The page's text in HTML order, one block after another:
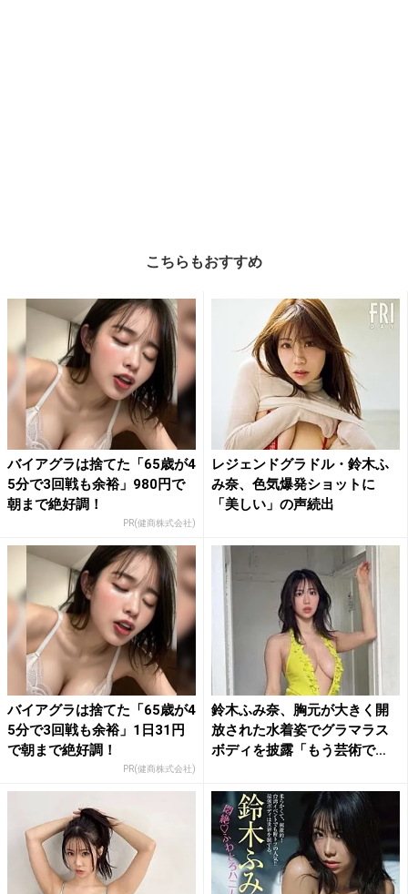
こちらもおすすめ
バイアグラは捨てた「65歳が4
5分で3回戦も余裕」980円で
朝まで絶好調！
PR(健商株式会社)
レジェンドグラドル・鈴木ふ
み奈、色気爆発ショットに
「美しい」の声続出
バイアグラは捨てた「65歳が4
5分で3回戦も余裕」1日31円
で朝まで絶好調！
PR(健商株式会社)
鈴木ふみ奈、胸元が大きく開
放された水着姿でグラマラス
ボディを披露「もう芸術で